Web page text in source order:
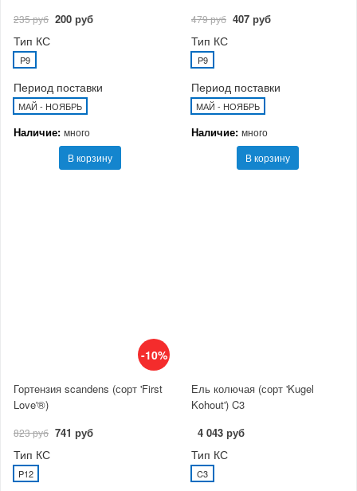
235 руб 200 руб
Тип КС
P9
Период поставки
МАЙ - НОЯБРЬ
Наличие: много
В корзину
479 руб 407 руб
Тип КС
P9
Период поставки
МАЙ - НОЯБРЬ
Наличие: много
В корзину
-10%
Гортензия scandens (сорт 'First
Love'®)
823 руб 741 руб
Тип КС
P12
Ель колючая (сорт 'Kugel
Kohout') C3
4 043 руб
Тип КС
C3